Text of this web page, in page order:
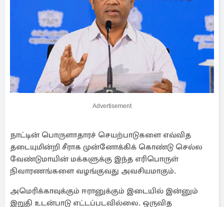
Advertisement
நாட்டின் பொருளாதாரச் செயற்பாடுகளை எவ்வித
தடையுமின்றி சீராக முன்னோக்கிக் கொண்டு செல்ல
வேண்டுமாயின் மக்களுக்கு இந்த எரிபொருள்
நிவாரணங்களை வழங்குவது அவசியமாகும்.
அமெரிக்காவுக்கும் ஈரானுக்கும் இடையில் இன்னும்
இறுதி உடன்பாடு எட்டப்படவில்லை. ஒருவித